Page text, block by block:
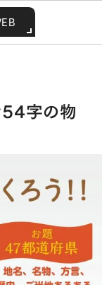
字の物語） 優秀作品発表！
字の物